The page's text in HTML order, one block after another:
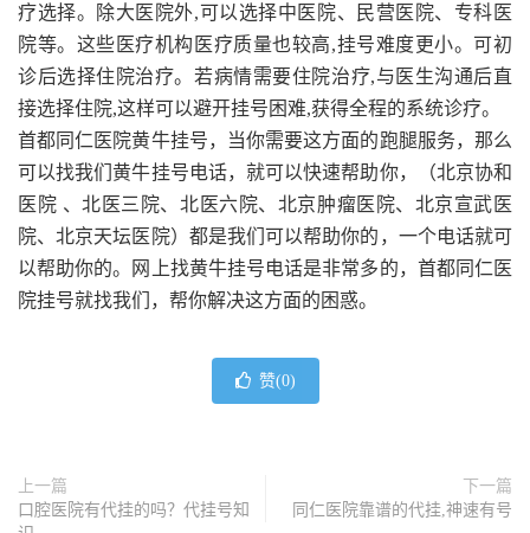
疗选择。除大医院外,可以选择中医院、民营医院、专科医
院等。这些医疗机构医疗质量也较高,挂号难度更小。可初
诊后选择住院治疗。若病情需要住院治疗,与医生沟通后直
接选择住院,这样可以避开挂号困难,获得全程的系统诊疗。
首都同仁医院黄牛挂号，当你需要这方面的跑腿服务，那么
可以找我们黄牛挂号电话，就可以快速帮助你，（北京协和
医院 、北医三院、北医六院、北京肿瘤医院、北京宣武医
院、北京天坛医院）都是我们可以帮助你的，一个电话就可
以帮助你的。网上找黄牛挂号电话是非常多的，首都同仁医
院挂号就找我们，帮你解决这方面的困惑。
赞(0)
上一篇
口腔医院有代挂的吗？代挂号知
下一篇
同仁医院靠谱的代挂,神速有号